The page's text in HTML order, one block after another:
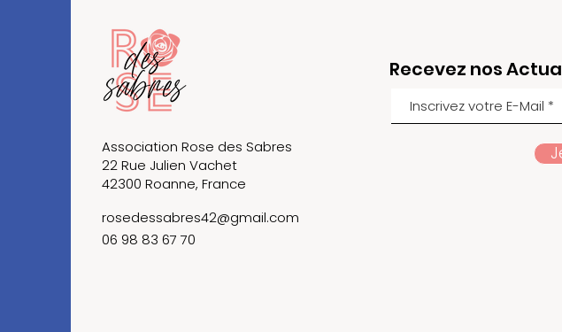
Association Rose des Sabres
22 Rue Julien Vachet
42300 Roanne, France
rosedessabres42@gmail.com
06 98 83 67 70
Recevez nos